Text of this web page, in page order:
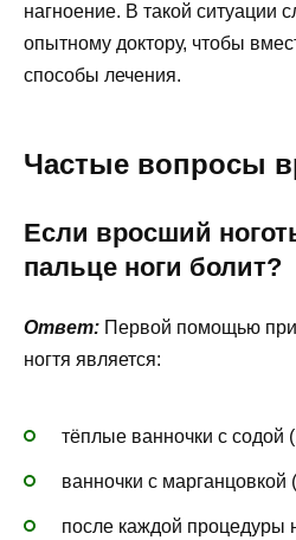
нагноение. В такой ситуации
опытному доктору, чтобы
способы лечения.
Частые вопросы
Если вросший
пальце ноги болит?
Ответ: Первой помощью
ногтя является:
тёплые ванночки с содой
ванночки с марганцовкой
после каждой процедуры